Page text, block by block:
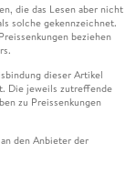
die das Lesen aber nicht
solche gekennzeichnet.
beziehen
dieser Artikel
Die jeweils zutreffende
zu Preissenkungen
den Anbieter der